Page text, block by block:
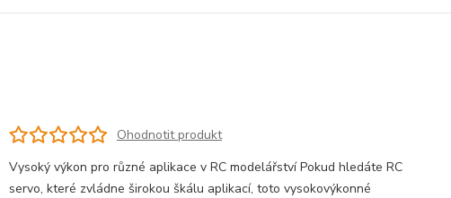
Ohodnotit produkt
Vysoký výkon pro různé aplikace v RC modelářství Pokud hledáte RC
servo, které zvládne širokou škálu aplikací, toto vysokovýkonné